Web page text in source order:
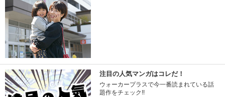
注目の人気マンガはコレだ！
ウォーカープラスで今一番読まれている話
題作をチェック!!